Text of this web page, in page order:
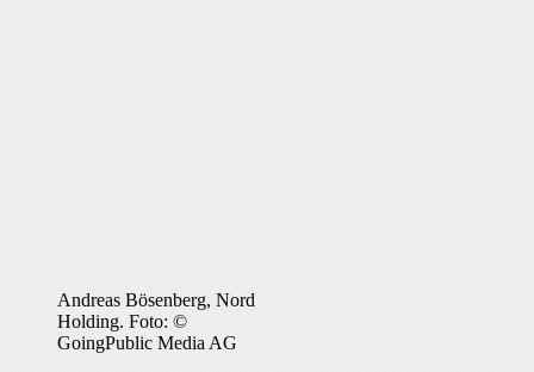
Andreas Bösenberg, Nord
Holding. Foto: ©
GoingPublic Media AG